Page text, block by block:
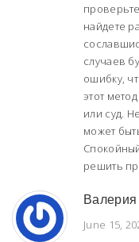
найдете
случаев
ошибку,
этот
или суд.
может
решить
June 15,